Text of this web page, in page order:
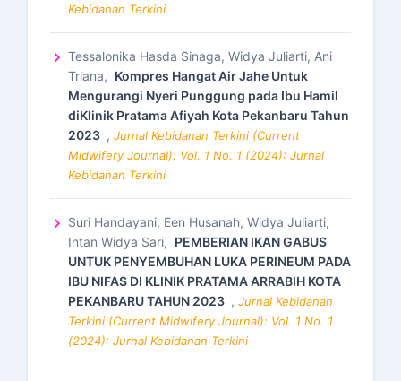
Kebidanan Terkini
Tessalonika Hasda Sinaga, Widya Juliarti, Ani
Triana, Kompres Hangat Air Jahe Untuk
Mengurangi Nyeri Punggung pada Ibu Hamil
diKlinik Pratama Afiyah Kota Pekanbaru Tahun
2023 , Jurnal Kebidanan Terkini (Current
Midwifery Journal): Vol. 1 No. 1 (2024): Jurnal
Kebidanan Terkini
Suri Handayani, Een Husanah, Widya Juliarti,
Intan Widya Sari, PEMBERIAN IKAN GABUS
UNTUK PENYEMBUHAN LUKA PERINEUM PADA
IBU NIFAS DI KLINIK PRATAMA ARRABIH KOTA
PEKANBARU TAHUN 2023 , Jurnal Kebidanan
Terkini (Current Midwifery Journal): Vol. 1 No. 1
(2024): Jurnal Kebidanan Terkini